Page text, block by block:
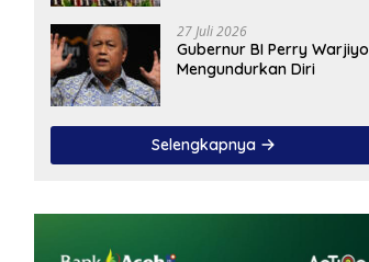
27 Juli 2026
Gubernur BI Perry Warjiyo
Mengundurkan Diri
Selengkapnya